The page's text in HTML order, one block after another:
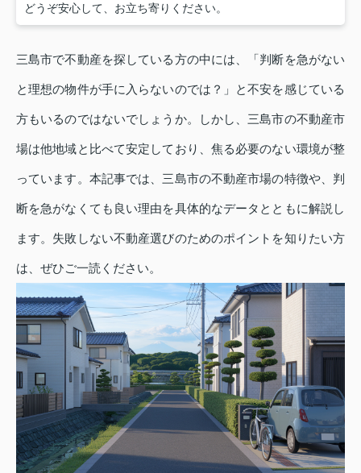
どうぞ安心して、お立ち寄りください。
三島市で不動産を探している方の中には、「判断を急がない
と理想の物件が手に入らないのでは？」と不安を感じている
方もいるのではないでしょうか。しかし、三島市の不動産市
場は他地域と比べて安定しており、焦る必要のない環境が整
っています。本記事では、三島市の不動産市場の特徴や、判
断を急がなくても良い理由を具体的なデータとともに解説し
ます。失敗しない不動産選びのためのポイントを知りたい方
は、ぜひご一読ください。